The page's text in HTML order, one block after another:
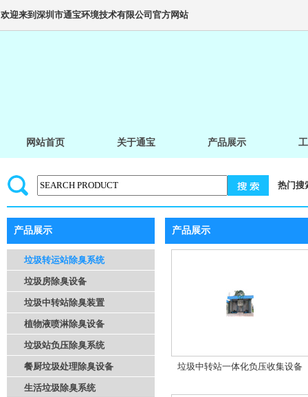
欢迎来到深圳市通宝环境技术有限公司官方网站
网站首页 关于通宝 产品展示
热门搜
产品展示
垃圾转运站除臭系统
垃圾房除臭设备
垃圾中转站除臭装置
植物液喷淋除臭设备
垃圾站负压除臭系统
餐厨垃圾处理除臭设备
生活垃圾除臭系统
产品展示
垃圾中转站一体化负压收集设备